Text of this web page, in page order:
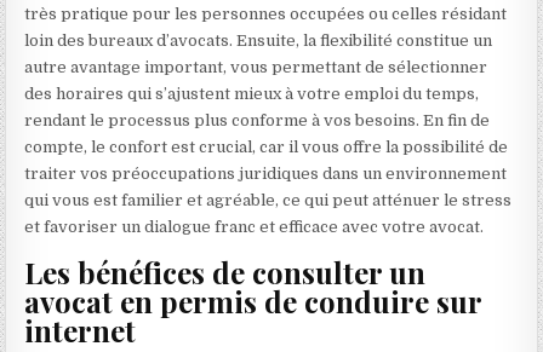
très pratique pour les personnes occupées ou celles résidant
loin des bureaux d’avocats. Ensuite, la flexibilité constitue un
autre avantage important, vous permettant de sélectionner
des horaires qui s’ajustent mieux à votre emploi du temps,
rendant le processus plus conforme à vos besoins. En fin de
compte, le confort est crucial, car il vous offre la possibilité de
traiter vos préoccupations juridiques dans un environnement
qui vous est familier et agréable, ce qui peut atténuer le stress
et favoriser un dialogue franc et efficace avec votre avocat.
Les bénéfices de consulter un
avocat en permis de conduire sur
internet